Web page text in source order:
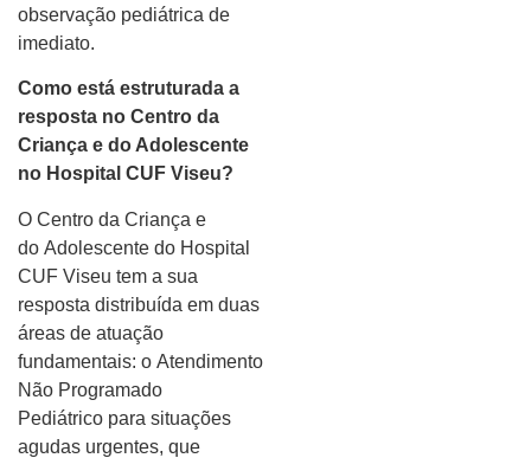
observação pediátrica de
imediato.
Como está estruturada a
resposta no Centro da
Criança e do Adolescente
no Hospital CUF Viseu?
O Centro da Criança e
do Adolescente do Hospital
CUF Viseu tem a sua
resposta distribuída em duas
áreas de atuação
fundamentais: o Atendimento
Não Programado
Pediátrico para situações
agudas urgentes, que